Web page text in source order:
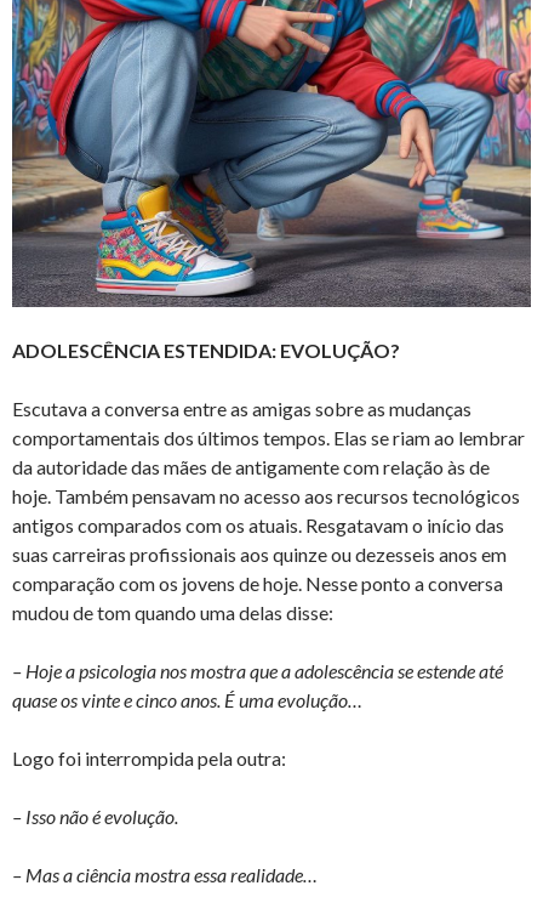
ADOLESCÊNCIA ESTENDIDA: EVOLUÇÃO?
Escutava a conversa entre as amigas sobre as mudanças
comportamentais dos últimos tempos. Elas se riam ao lembrar
da autoridade das mães de antigamente com relação às de
hoje. Também pensavam no acesso aos recursos tecnológicos
antigos comparados com os atuais. Resgatavam o início das
suas carreiras profissionais aos quinze ou dezesseis anos em
comparação com os jovens de hoje. Nesse ponto a conversa
mudou de tom quando uma delas disse:
– Hoje a psicologia nos mostra que a adolescência se estende até
quase os vinte e cinco anos. É uma evolução…
Logo foi interrompida pela outra:
– Isso não é evolução.
– Mas a ciência mostra essa realidade…